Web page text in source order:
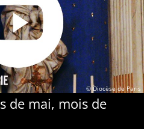
© Diocèse de Paris
de mai, mois de